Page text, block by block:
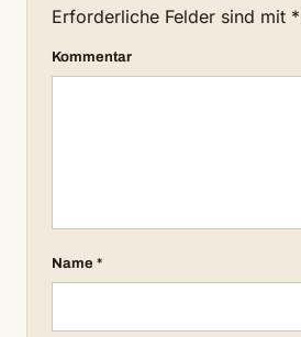
Erforderliche Felder sind mit *
Kommentar
Name *